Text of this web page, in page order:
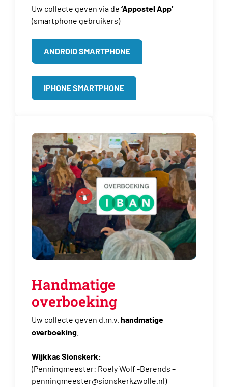
Uw collecte geven via de ‘Appostel App’
(smartphone gebruikers)
ANDROID SMARTPHONE
IPHONE SMARTPHONE
Handmatige
overboeking
Uw collecte geven d.m.v. handmatige
overboeking
Wijkkas Sionskerk:
(Penningmeester: Roely Wolf -Berends –
penningmeester@sionskerkzwolle.nl)